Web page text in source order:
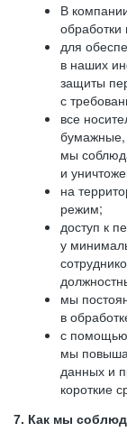
В
для
в наших
защиты
с
все
бумажные,
мы
и
на
режим;
доступ к
у
мы
в
с помощью
мы
данных и
короткие
7. Как мы